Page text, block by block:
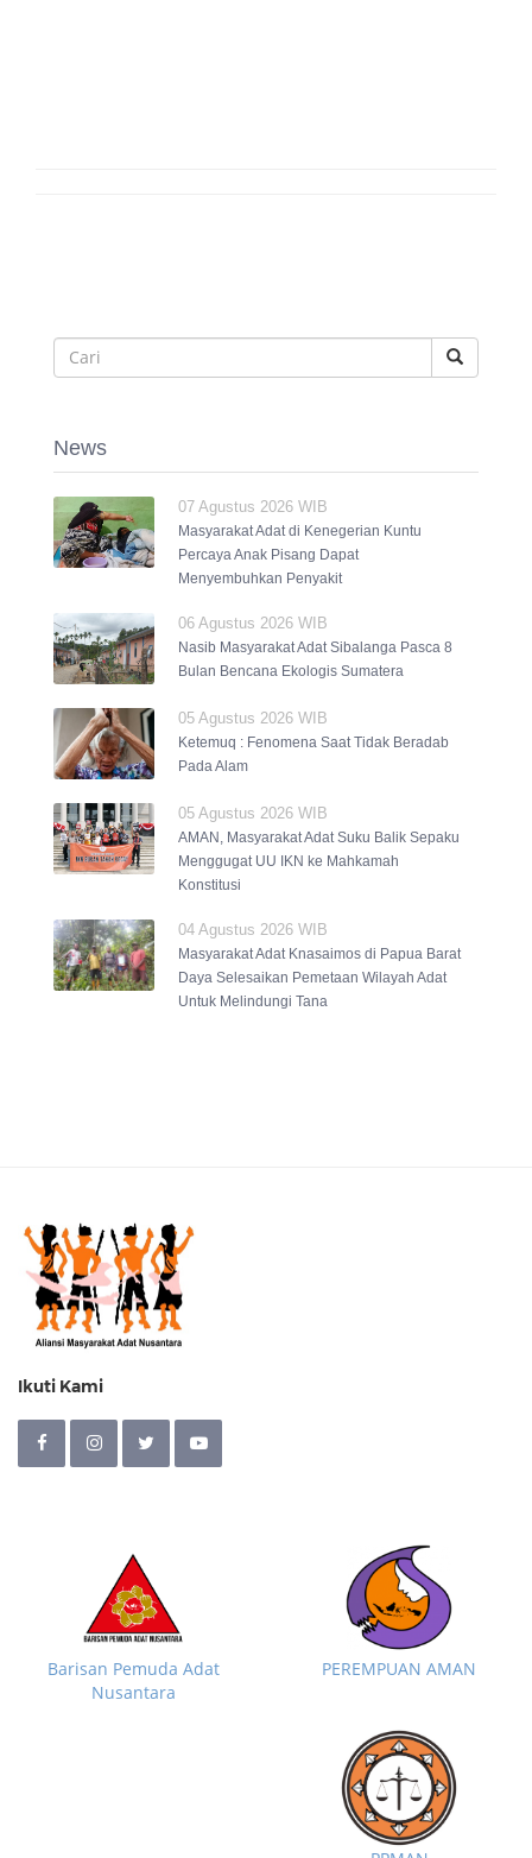
News
07 Agustus 2026 WIB
Masyarakat Adat di Kenegerian Kuntu
Percaya Anak Pisang Dapat
Menyembuhkan Penyakit
06 Agustus 2026 WIB
Nasib Masyarakat Adat Sibalanga Pasca 8
Bulan Bencana Ekologis Sumatera
05 Agustus 2026 WIB
Ketemuq : Fenomena Saat Tidak Beradab
Pada Alam
05 Agustus 2026 WIB
AMAN, Masyarakat Adat Suku Balik Sepaku
Menggugat UU IKN ke Mahkamah
Konstitusi
04 Agustus 2026 WIB
Masyarakat Adat Knasaimos di Papua Barat
Daya Selesaikan Pemetaan Wilayah Adat
Untuk Melindungi Tana
Ikuti Kami
Barisan Pemuda Adat
Nusantara
PEREMPUAN AMAN